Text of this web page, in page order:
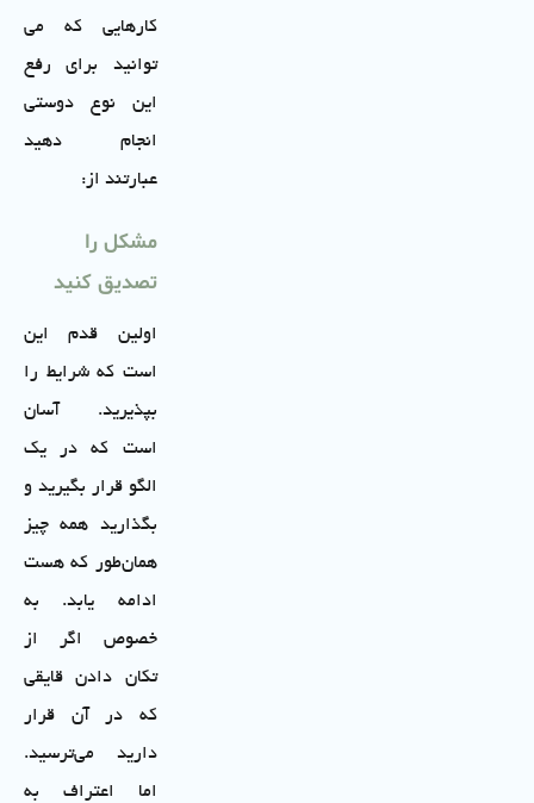
کارهایی که می
توانید برای رفع
این نوع دوستی
انجام دهید
عبارتند از:
مشکل را
تصدیق کنید
اولین قدم این
است که شرایط را
بپذیرید. آسان
است که در یک
الگو قرار بگیرید و
بگذارید همه چیز
همان‌طور که هست
ادامه یابد. به
خصوص اگر از
تکان دادن قایقی
که در آن قرار
دارید می‌ترسید.
اما اعتراف به